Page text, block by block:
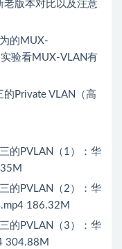
版本对比以及注意
的MUX-
验看MUX-VLAN有
Private VLAN（高
的PVLAN（1）：华
的PVLAN（2）：华
186.32M
的PVLAN（3）：华
304.88M